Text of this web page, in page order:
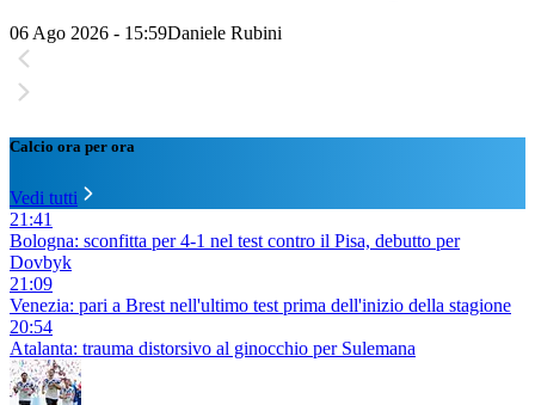
06 Ago 2026 - 15:59Daniele Rubini
Calcio ora per ora
Vedi tutti
21:41
Bologna: sconfitta per 4-1 nel test contro il Pisa, debutto per
Dovbyk
21:09
Venezia: pari a Brest nell'ultimo test prima dell'inizio della stagione
20:54
Atalanta: trauma distorsivo al ginocchio per Sulemana